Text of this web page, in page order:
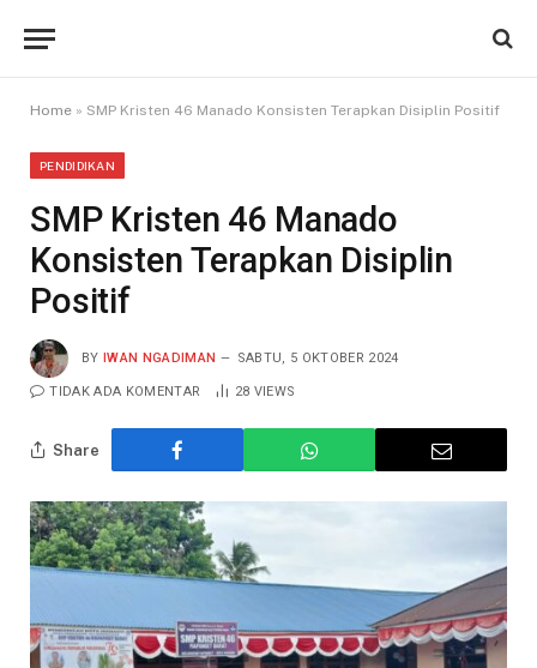
Home » SMP Kristen 46 Manado Konsisten Terapkan Disiplin Positif
PENDIDIKAN
SMP Kristen 46 Manado
Konsisten Terapkan Disiplin
Positif
BY IWAN NGADIMAN SABTU, 5 OKTOBER 2024
TIDAK ADA KOMENTAR 28 VIEWS
Share